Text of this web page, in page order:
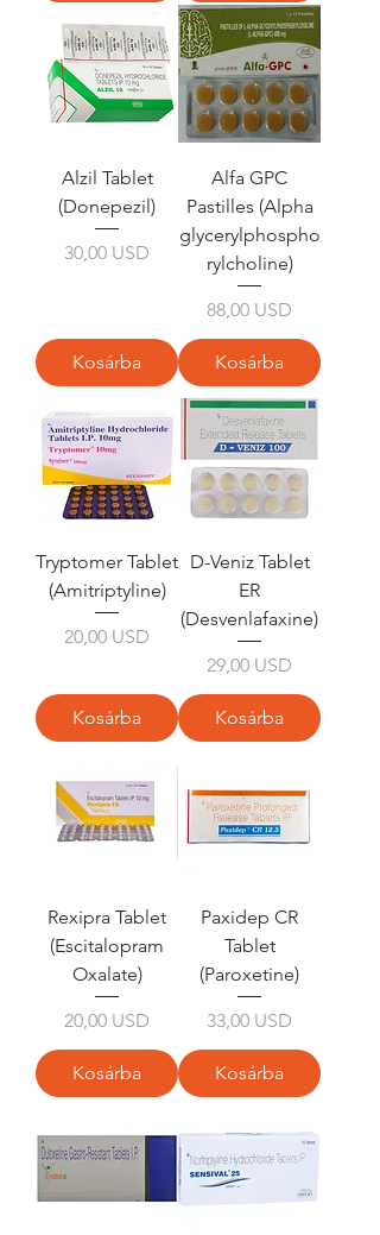
Alzil Tablet
(Donepezil)
Ár
30,00 USD
Kosárba
Alfa GPC
Pastilles (Alpha
glycerylphospho
rylcholine)
Ár
88,00 USD
Kosárba
Tryptomer Tablet
(Amitriptyline)
Ár
20,00 USD
Kosárba
D-Veniz Tablet
ER
(Desvenlafaxine)
Ár
29,00 USD
Kosárba
Rexipra Tablet
(Escitalopram
Oxalate)
Ár
20,00 USD
Kosárba
Paxidep CR
Tablet
(Paroxetine)
Ár
33,00 USD
Kosárba